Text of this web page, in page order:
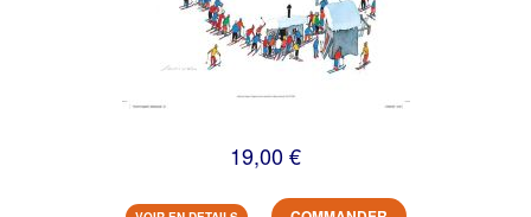
19,00 €